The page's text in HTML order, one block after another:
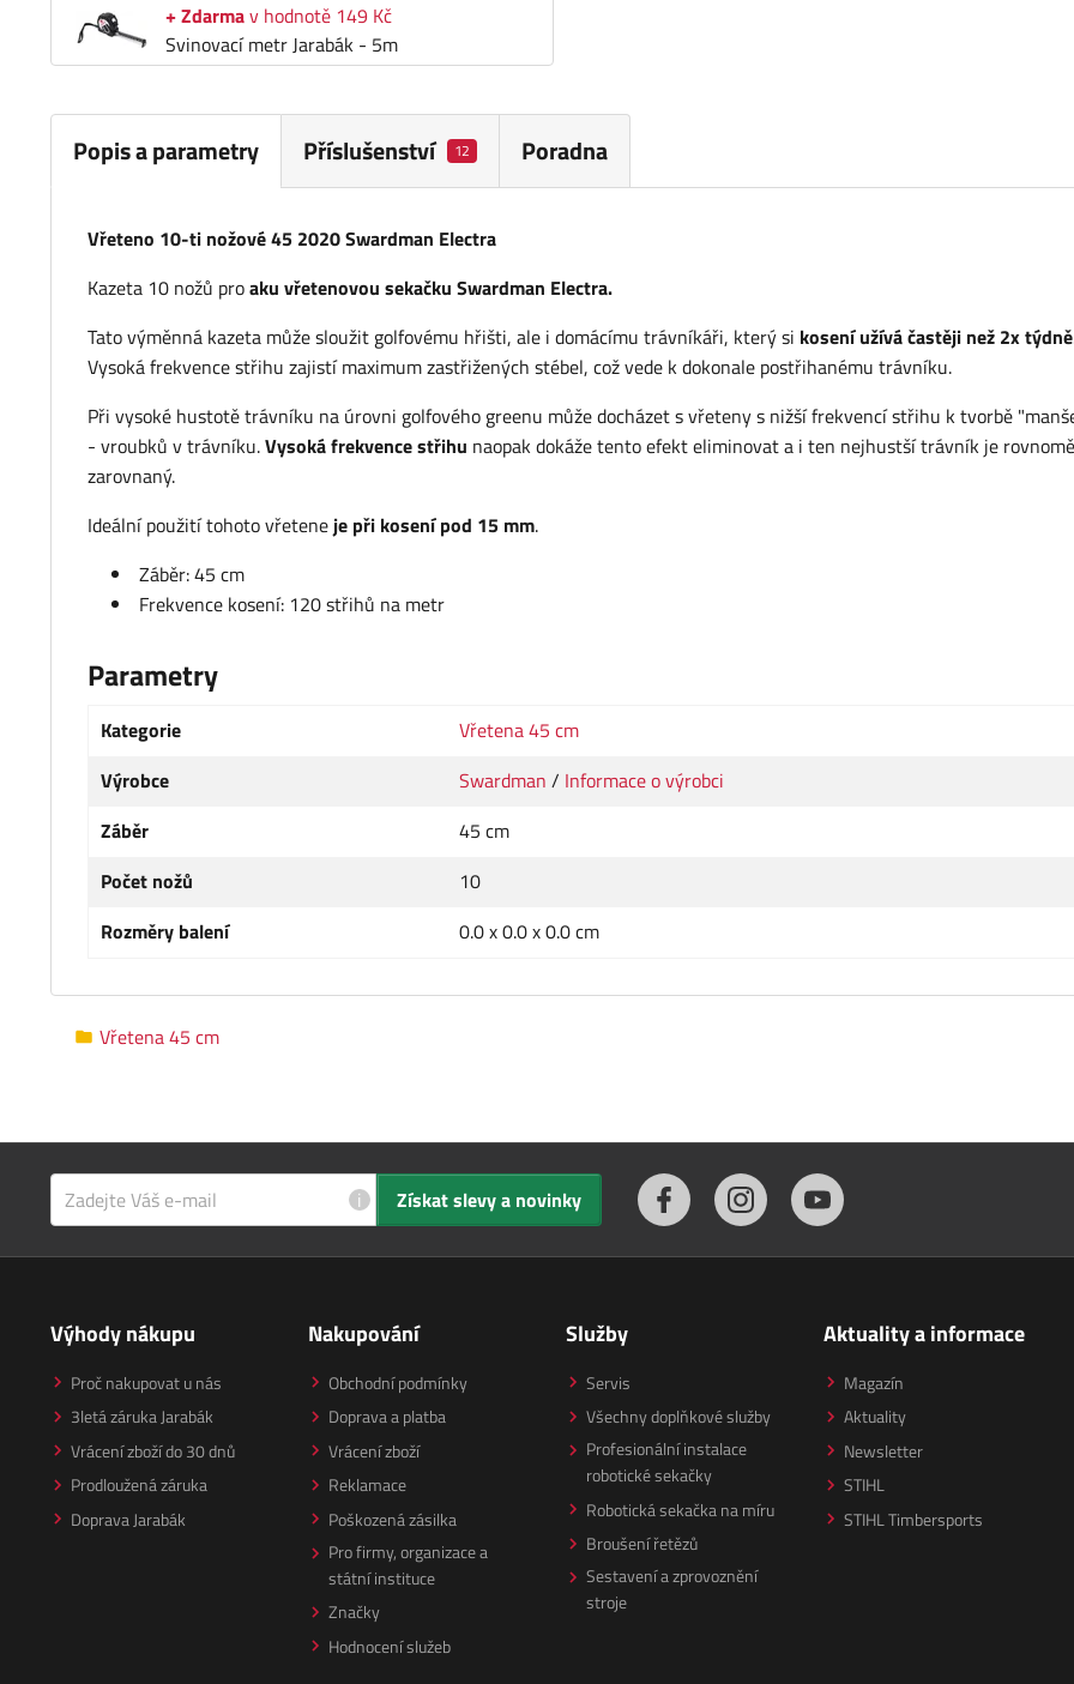
+ Zdarmav hodnotě 149 Kč
Svinovací metr Jarabák - 5m
Popis a parametry Příslušenství 12 Poradna
Vřeteno 10-ti nožové 45 2020 Swardman Electra
Kazeta 10 nožů proaku vřetenovou sekačku Swardman Electra.
Tato výměnná kazeta může sloužit golfovému hřišti, ale i domácímu trávníkáři, který si kosení užívá častěji než 2x týdně
Vysoká frekvence střihu zajistí maximum zastřižených stébel, což vede k dokonale postřihanému trávníku.
Při vysoké hustotě trávníku na úrovni golfového greenu může docházet s vřeteny s nižší frekvencí střihu k tvorbě
- vroubků v trávníku.Vysoká frekvence střihu naopak dokáže tento efekt eliminovat a i ten nejhustší trávník je
zarovnaný.
Ideální použití tohoto vřeteneje při kosení pod 15 mm.
Záběr: 45 cm
Frekvence kosení: 120 střihů na metr
Parametry
Kategorie
Vřetena 45 cm
Výrobce
Swardman / Informace o výrobci
Záběr
45 cm
Počet nožů
10
Rozměry balení
0.0 x 0.0 x 0.0 cm
Vřetena 45 cm
i Získat slevy a novinky
Výhody nákupu
Proč nakupovat u nás
3letá záruka Jarabák
Vrácení zboží do 30 dnů
Prodloužená záruka
Doprava Jarabák
Nakupování
Obchodní podmínky
Doprava a platba
Vrácení zboží
Reklamace
Poškozená zásilka
Pro firmy, organizace a
státní instituce
Značky
Hodnocení služeb
Služby
Servis
Všechny doplňkové služby
Profesionální instalace
robotické sekačky
Robotická sekačka na míru
Broušení řetězů
Sestavení a zprovoznění
stroje
Aktuality a informace
Magazín
Aktuality
Newsletter
STIHL
STIHL Timbersports